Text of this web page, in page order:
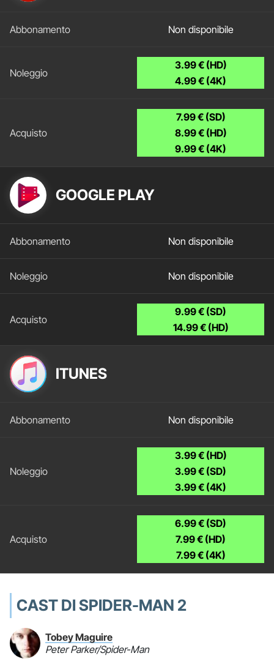
Non disponibile
3.99 € (HD)
4.99 € (4K)
7.99 € (SD)
8.99 € (HD)
9.99 € (4K)
GOOGLE PLAY
Non disponibile
Non disponibile
9.99 € (SD)
14.99 € (HD)
ITUNES
Non disponibile
3.99 € (HD)
3.99 € (SD)
3.99 € (4K)
6.99 € (SD)
7.99 € (HD)
7.99 € (4K)
CAST DI SPIDER-MAN 2
Tobey Maguire
Peter Parker/Spider-Man